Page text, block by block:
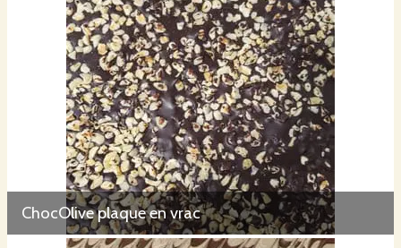
ChocOlive plaque en vrac